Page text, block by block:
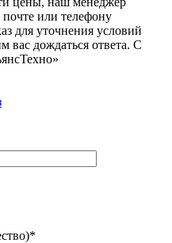
или телефону
для уточнения условий
вас дождаться ответа. С
*